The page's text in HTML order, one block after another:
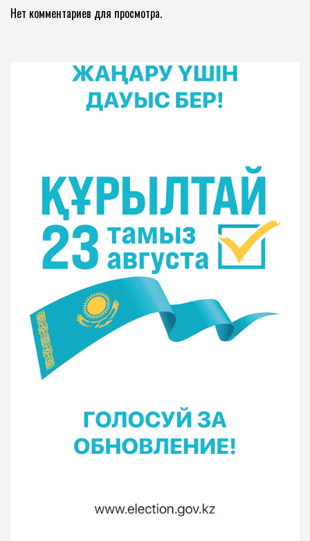
Нет комментариев для просмотра.